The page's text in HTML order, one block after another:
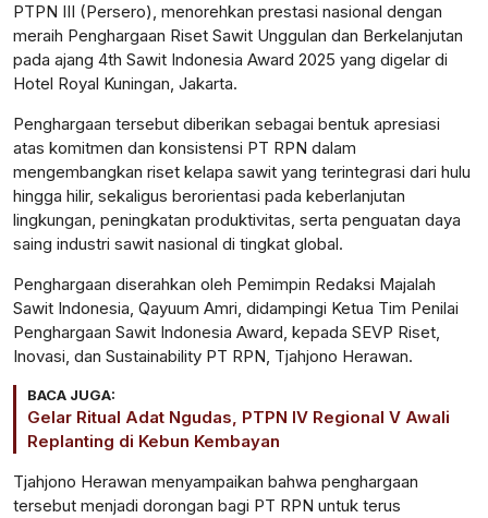
PTPN III (Persero), menorehkan prestasi nasional dengan
meraih Penghargaan Riset Sawit Unggulan dan Berkelanjutan
pada ajang 4th Sawit Indonesia Award 2025 yang digelar di
Hotel Royal Kuningan, Jakarta.
Penghargaan tersebut diberikan sebagai bentuk apresiasi
atas komitmen dan konsistensi PT RPN dalam
mengembangkan riset kelapa sawit yang terintegrasi dari hulu
hingga hilir, sekaligus berorientasi pada keberlanjutan
lingkungan, peningkatan produktivitas, serta penguatan daya
saing industri sawit nasional di tingkat global.
Penghargaan diserahkan oleh Pemimpin Redaksi Majalah
Sawit Indonesia, Qayuum Amri, didampingi Ketua Tim Penilai
Penghargaan Sawit Indonesia Award, kepada SEVP Riset,
Inovasi, dan Sustainability PT RPN, Tjahjono Herawan.
BACA JUGA:
Gelar Ritual Adat Ngudas, PTPN IV Regional V Awali
Replanting di Kebun Kembayan
Tjahjono Herawan menyampaikan bahwa penghargaan
tersebut menjadi dorongan bagi PT RPN untuk terus